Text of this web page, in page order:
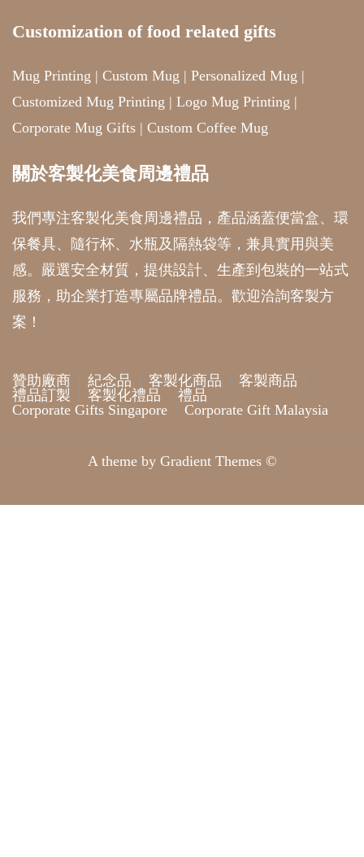
Customization of food related gifts
Mug Printing | Custom Mug | Personalized Mug |
Customized Mug Printing | Logo Mug Printing |
Corporate Mug Gifts | Custom Coffee Mug
關於客製化美食周邊禮品
我們專注客製化美食周邊禮品，產品涵蓋便當盒、環
保餐具、隨行杯、水瓶及隔熱袋等，兼具實用與美
感。嚴選安全材質，提供設計、生產到包裝的一站式
服務，助企業打造專屬品牌禮品。歡迎洽詢客製方
案！
贊助廠商 紀念品 客製化商品
客製商品
禮品訂製
客製化禮品
禮品
Corporate Gifts Singapore
Corporate Gift Malaysia
A theme by Gradient Themes ©